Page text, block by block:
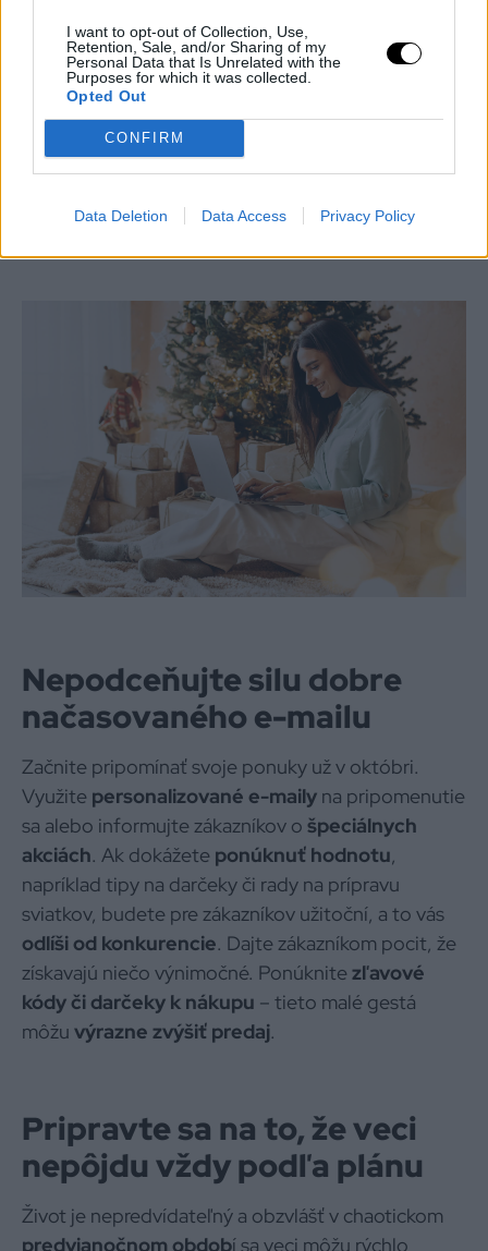
I want to opt-out of Collection, Use,
Retention, Sale, and/or Sharing of my
Personal Data that Is Unrelated with the
Purposes for which it was collected.
Opted Out
CONFIRM
Data Deletion Data Access Privacy Policy
Tipy na obsah
Vytvortešpeciálne články, ktoré pomôžu
zákazníkom s výberom darčekov.
Pripravte sivideá s ukážkami produktov
alebo recenziami.
inšpirácie a pozvánky do vášho eshopu.
Nepodceňujte silu dobre
načasovaného e-mailu
Začnite pripomínať svoje ponuky už v októbri.
Využite personalizované e-maily na pripomenutie
sa alebo informujte zákazníkov o špeciálnych
akciách. Ak dokážete ponúknuť hodnotu,
napríklad tipy na darčeky či rady na prípravu
sviatkov, budete pre zákazníkov užitoční, a to vás
odlíši od konkurencie. Dajte zákazníkom pocit, že
získavajú niečo výnimočné. Ponúknite zľavové
kódy či darčeky k nákupu – tieto malé gestá
môžu výrazne zvýšiť predaj.
Pripravte sa na to, že veci
nepôjdu vždy podľa plánu
Život je nepredvídateľný a obzvlášť v chaotickom
predvianočnom období sa veci môžu rýchlo